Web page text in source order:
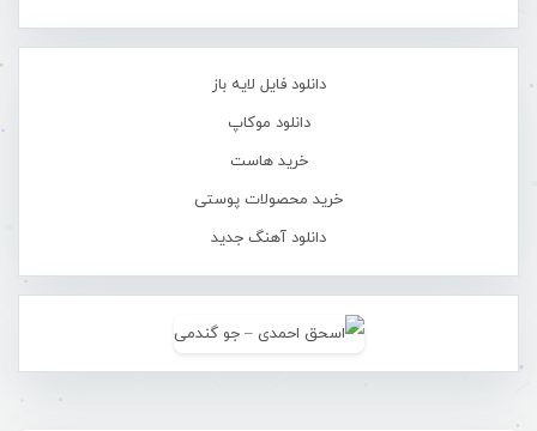
دانلود فایل لایه باز
دانلود موکاپ
خرید هاست
خرید محصولات پوستی
دانلود آهنگ جدید